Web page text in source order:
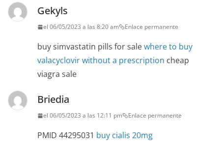
Gekyls
el 06/05/2023 a las 8:20 am Enlace permanente
buy simvastatin pills for salewhere to buy
valacyclovir without a prescription cheap
viagra sale
Briedia
el 06/05/2023 a las 12:11 pm Enlace permanente
PMID 44295031 buy cialis 20mg